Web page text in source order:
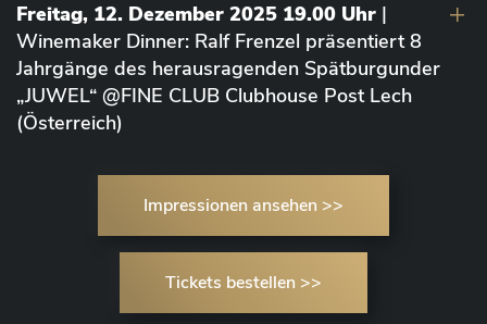
Freitag, 12. Dezember 2025 19.00 Uhr |
Winemaker Dinner: Ralf Frenzel präsentiert 8
Jahrgänge des herausragenden Spätburgunder
„JUWEL“ @FINE CLUB Clubhouse Post Lech
(Österreich)
Impressionen ansehen >>
Tickets bestellen >>